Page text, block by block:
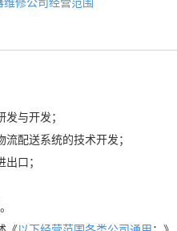
与开发；
配送系统的技术开发；
口；